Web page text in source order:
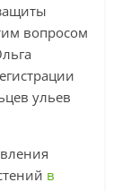
вопросом
ульев
в